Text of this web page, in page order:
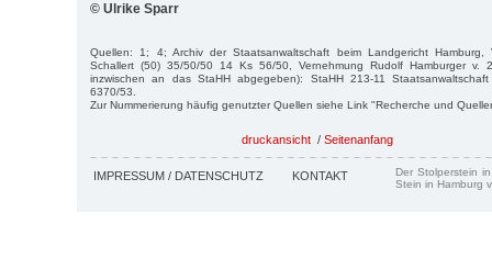
© Ulrike Sparr
Quellen: 1; 4; Archiv der Staatsanwaltschaft beim Landgericht Hamburg,
Schallert (50) 35/50/50 14 Ks 56/50, Vernehmung Rudolf Hamburger v.
inzwischen an das StaHH abgegeben): StaHH 213-11
6370/53.
Zur Nummerierung häufig genutzter Quellen siehe Link "Recherche und
druckansicht / Seitenanfang
IMPRESSUM / DATENSCHUTZ KONTAKT
Der Stolperstein
Stein in Hamburg